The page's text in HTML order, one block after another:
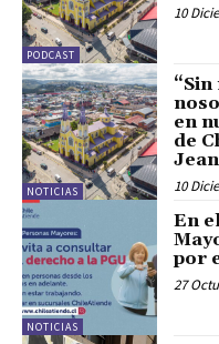
PODCAST
10
NOTICIAS
en
de
10
NOTICIAS
En
por
27